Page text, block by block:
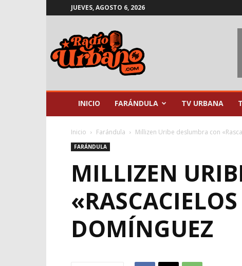
JUEVES, AGOSTO 6, 2026
INICIO FARÁNDULA TV URBANA
Inicio Farándula Millizen Uribe deslumbra con
FARÁNDULA
MILLIZEN
DOMÍNGUEZ